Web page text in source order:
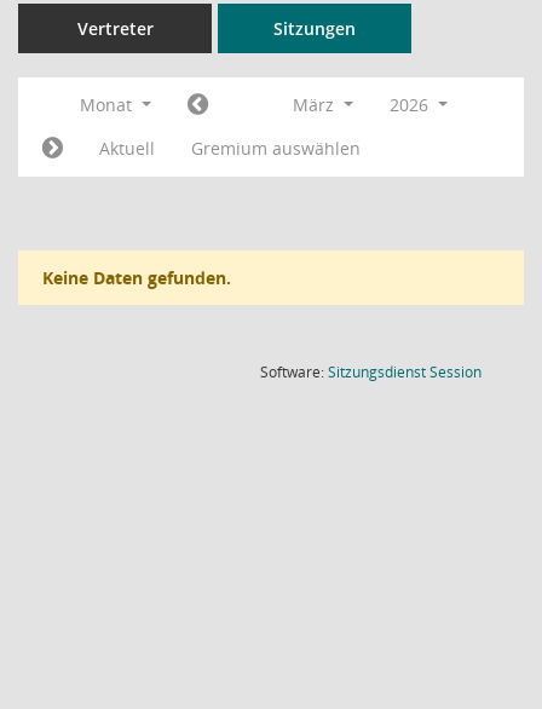
Vertreter Sitzungen
Monat März
2026
Aktuell
Gremium auswählen
Keine Daten gefunden.
Software:SitzungsdienstSession(Wird in